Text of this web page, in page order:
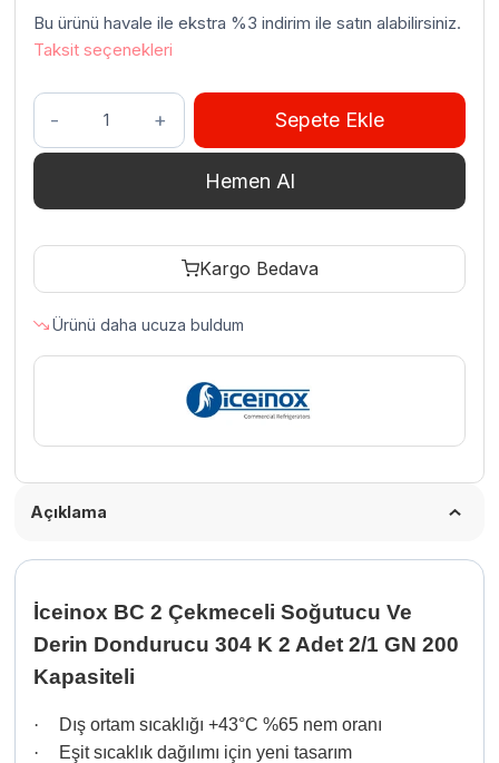
238.800,00 TL.fiyat:
Bu ürünü havale ile ekstra %3 indirim ile satın alabilirsiniz.
Taksit seçenekleri
İceinox
BC
2
Ve
304
K
2/1
Kapasiteli
Sepete Ekle
Hemen Al
Kargo Bedava
Ürünü daha ucuza buldum
Açıklama
İceinox BC 2 Çekmeceli Soğutucu Ve
Derin Dondurucu 304 K 2 Adet 2/1 GN 200
Kapasiteli
·
Dış ortam sıcaklığı +43°C %65 nem oranı
·
Eşit sıcaklık dağılımı için yeni tasarım